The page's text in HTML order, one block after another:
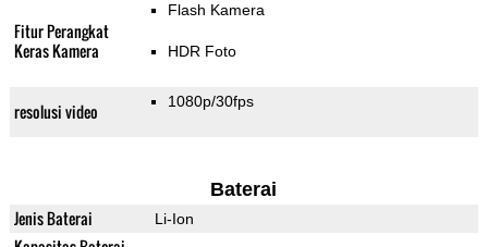
Fitur Perangkat
Keras Kamera
Flash Kamera
HDR Foto
resolusi video 1080p/30fps
Baterai
Jenis Baterai Li-Ion